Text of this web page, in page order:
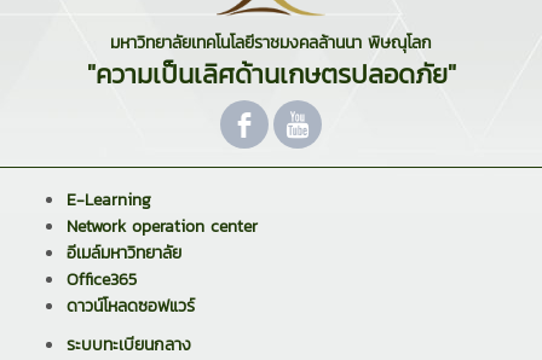
มหาวิทยาลัยเทคโนโลยีราชมงคลล้านนา พิษณุโลก
"ความเป็นเลิศด้านเกษตรปลอดภัย"
E-Learning
Network operation center
อีเมล์มหาวิทยาลัย
Office365
ดาวน์โหลดซอฟแวร์
ระบบทะเบียนกลาง